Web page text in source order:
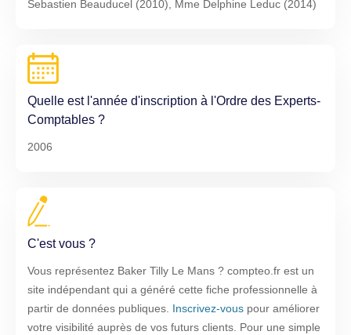
Sebastien Beauducel (2010), Mme Delphine Leduc (2014)
Quelle est l'année d'inscription à l'Ordre des Experts-
Comptables ?
2006
C'est vous ?
Vous représentez Baker Tilly Le Mans ? compteo.fr est un
site indépendant qui a généré cette fiche professionnelle à
partir de données publiques. Inscrivez-vous pour améliorer
votre visibilité auprès de vos futurs clients. Pour une simple